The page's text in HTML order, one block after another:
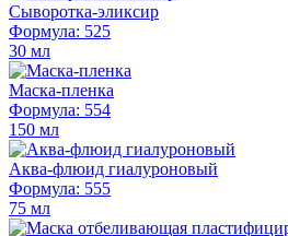
Сыворотка-эликсир
Формула: 525
30 мл
Маска-пленка
Формула: 554
150 мл
Аква-флюид гиалуроновый
Формула: 555
75 мл